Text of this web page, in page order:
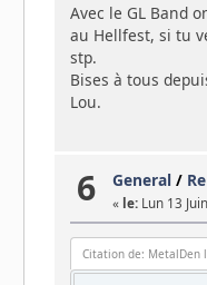
Avec le GL Band
au Hellfest, si tu
stp.
Bises à tous
Lou.
6 General /
« le: Lun 13
Citation de: MetalDen